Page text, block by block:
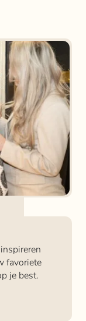
favoriete
je best.